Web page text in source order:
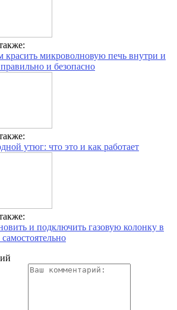
красить микроволновую печь внутри и
и безопасно
утюг: что это и как работает
и подключить газовую колонку в